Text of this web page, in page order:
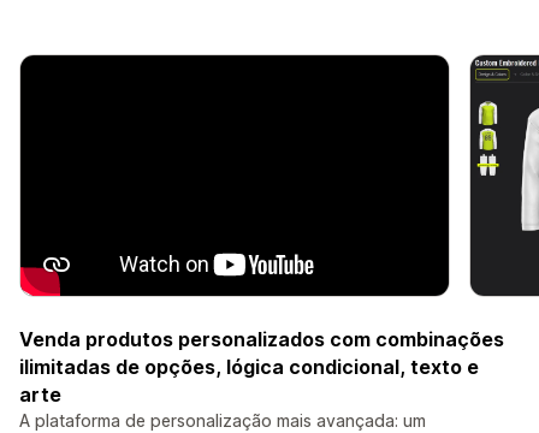
Venda produtos personalizados com combinações
ilimitadas de opções, lógica condicional, texto e
arte
A plataforma de personalização mais avançada: um